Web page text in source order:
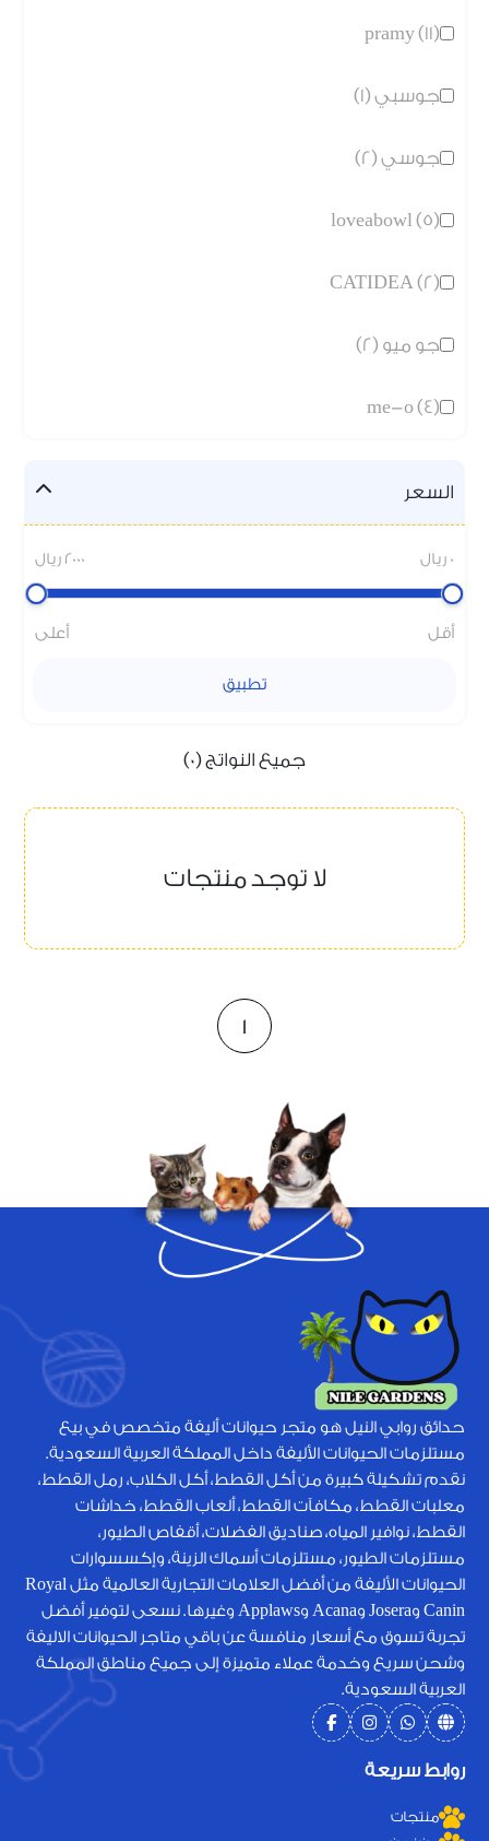
pramy (11)
جوسبي (1)
جوسي (2)
loveabowl (5)
CATIDEA (2)
جو ميو (2)
me-o (4)
السعر
0 ريال 2000 ريال
أقل أعلى
تطبيق
جميع النواتج (0)
لا توجد منتجات
1
حدائق روابي النيل هو متجر حيوانات أليفة متخصص في بيع
مستلزمات الحيوانات الأليفة داخل المملكة العربية السعودية.
نقدم تشكيلة كبيرة من أكل القطط، أكل الكلاب، رمل القطط،
معلبات القطط، مكافآت القطط، ألعاب القطط، خداشات
القطط، نوافير المياه، صناديق الفضلات، أقفاص الطيور،
مستلزمات الطيور، مستلزمات أسماك الزينة، وإكسسوارات
الحيوانات الأليفة من أفضل العلامات التجارية العالمية مثل Royal
Canin وJosera وAcana وApplaws وغيرها. نسعى لتوفير أفضل
تجربة تسوق مع أسعار منافسة عن باقي متاجر الحيوانات الاليفة
وشحن سريع وخدمة عملاء متميزة إلى جميع مناطق المملكة
العربية السعودية.
روابط سريعة
منتجات